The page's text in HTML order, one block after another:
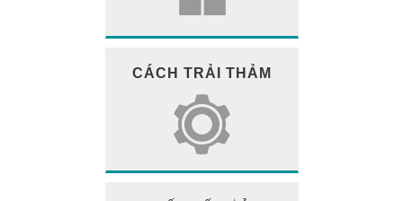
CÁCH TRẢI THẢM